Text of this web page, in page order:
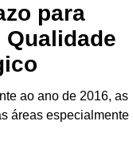
para
ao ano de 2016, as
áreas especialmente